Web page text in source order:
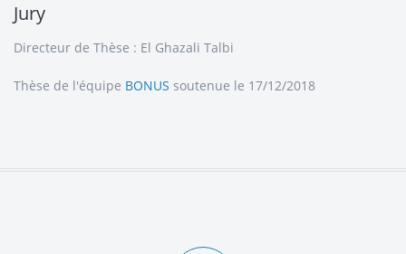
Jury
Directeur de Thèse : El Ghazali Talbi
Thèse de l'équipe BONUS soutenue le 17/12/2018